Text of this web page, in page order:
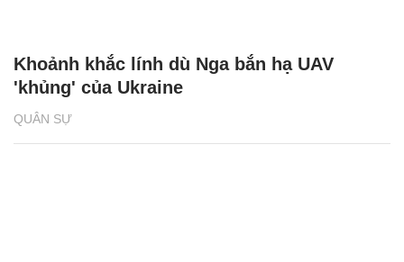
QUÂN SỰ
Khoảnh khắc lính dù Nga bắn hạ UAV
'khủng' của Ukraine